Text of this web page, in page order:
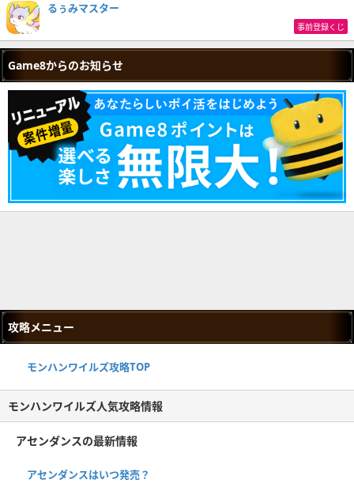
るぅみマスター
事前登録くじ
Game8からのお知らせ
攻略メニュー
モンハンワイルズ攻略TOP
モンハンワイルズ人気攻略情報
アセンダンスの最新情報
アセンダンスはいつ発売？